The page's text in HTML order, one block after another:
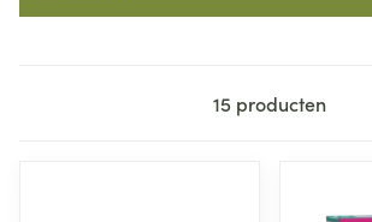
15 producten